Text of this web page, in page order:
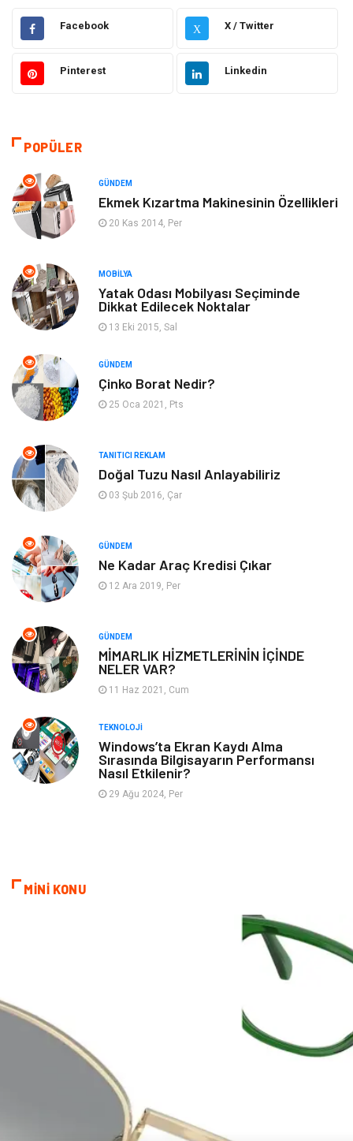
Gıda Elektrik Elektronik
Bilgisayar ve Yazılım Alışveriş
Hukuk
Otomotiv Turizm
Yapı İnşaat
Tatil
Bahçe Ev
Hizmet
Organizasyon
Finans & Ekonomi Mobilya
Aksesuar İnternet
Nakliyat
Bebek Giyim
Cam
Telekomünikasyon
Kiralama Servisleri Markalar
Moda
Facebook X X / Twitter
Pinterest Linkedin
POPÜLER
GÜNDEM
Ekmek Kızartma Makinesinin Özellikleri
20 Kas 2014, Per
MOBILYA
Yatak Odası Mobilyası Seçiminde
Dikkat Edilecek Noktalar
13 Eki 2015, Sal
GÜNDEM
Çinko Borat Nedir?
25 Oca 2021, Pts
TANITICI REKLAM
Doğal Tuzu Nasıl Anlayabiliriz
03 Şub 2016, Çar
GÜNDEM
Ne Kadar Araç Kredisi Çıkar
12 Ara 2019, Per
GÜNDEM
MİMARLIK HİZMETLERİNİN İÇİNDE
NELER VAR?
11 Haz 2021, Cum
TEKNOLOJI
Windows’ta Ekran Kaydı Alma
Sırasında Bilgisayarın Performansı
Nasıl Etkilenir?
29 Ağu 2024, Per
MİNİ KONU